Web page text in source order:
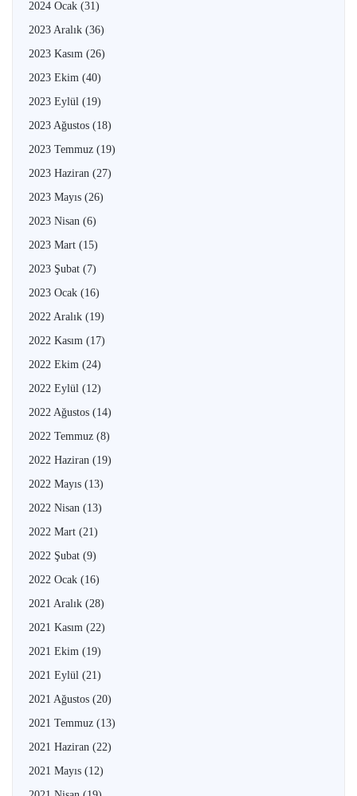
2024 Ocak (31)
2023 Aralık (36)
2023 Kasım (26)
2023 Ekim (40)
2023 Eylül (19)
2023 Ağustos (18)
2023 Temmuz (19)
2023 Haziran (27)
2023 Mayıs (26)
2023 Nisan (6)
2023 Mart (15)
2023 Şubat (7)
2023 Ocak (16)
2022 Aralık (19)
2022 Kasım (17)
2022 Ekim (24)
2022 Eylül (12)
2022 Ağustos (14)
2022 Temmuz (8)
2022 Haziran (19)
2022 Mayıs (13)
2022 Nisan (13)
2022 Mart (21)
2022 Şubat (9)
2022 Ocak (16)
2021 Aralık (28)
2021 Kasım (22)
2021 Ekim (19)
2021 Eylül (21)
2021 Ağustos (20)
2021 Temmuz (13)
2021 Haziran (22)
2021 Mayıs (12)